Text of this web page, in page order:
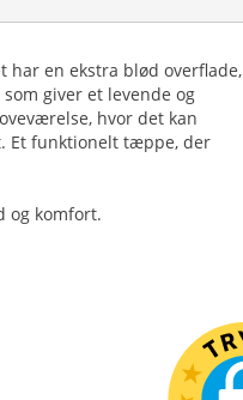
har en ekstra blød overflade,
giver et levende og
hvor det kan
Et funktionelt tæppe, der
og komfort.